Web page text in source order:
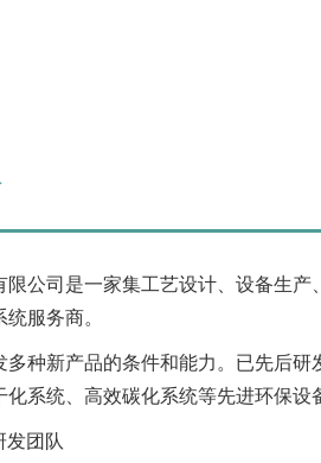
公司是一家集工艺设计、设备生
服务商。
种新产品的条件和能力。已先后
系统、高效碳化系统等先进环保设
发团队